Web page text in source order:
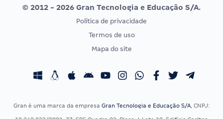
Vunesp
CONCURSOS POR PROFISSÃO
Concursos Fiscais
EXAME DE ORDEM
Calendário OAB
© 2012 - 2026 Gran Tecnologia e Educação S/A.
Política de privacidade
Termos de uso
Mapa do site
Gran é uma marca da empresa Gran Tecnologia e Educação S/A, CNPJ: